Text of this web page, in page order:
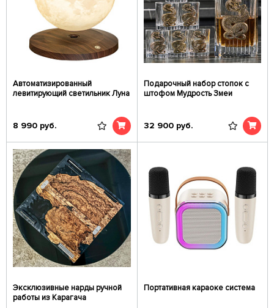
Автоматизированный
левитирующий светильник Луна
8 990 руб.
Подарочный набор стопок c
штофом Мудрость Змеи
32 900 руб.
Эксклюзивные нарды ручной
работы из Карагача
Портативная караоке система